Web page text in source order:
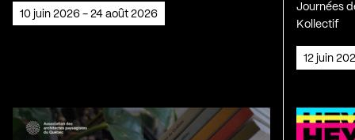
10 juin 2026 - 24 août 2026
Journées
Kollectif
12 juin